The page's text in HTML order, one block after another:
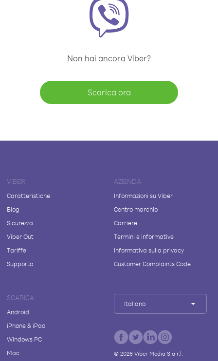
Non hai ancora Viber?
Scarica ora
VIBER
Caratteristiche
Blog
Sicurezza
Viber Out
Tariffe
Supporto
AZIENDA
Informazioni su Viber
Centro marchio
Carriere
Termini e informative
Informativa sulla privacy
Customer Complaints Code
SCARICA
Android
iPhone & iPad
Windows PC
Mac
Italiano
© 2026Viber Media S.à r.l.